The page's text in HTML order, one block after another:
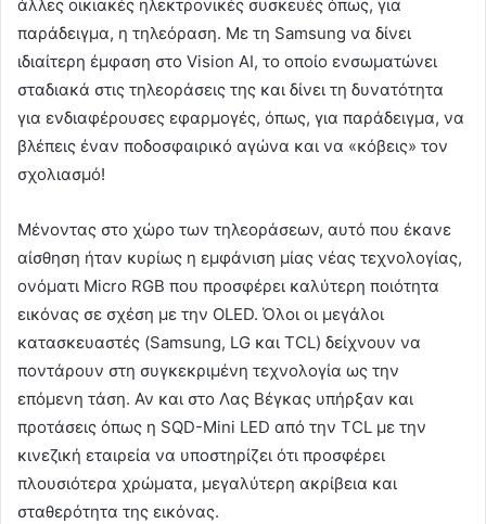
άλλες οικιακές ηλεκτρονικές συσκευές όπως, για
παράδειγμα, η τηλεόραση. Με τη Samsung να δίνει
ιδιαίτερη έμφαση στο Vision AI, το οποίο ενσωματώνει
σταδιακά στις τηλεοράσεις της και δίνει τη δυνατότητα
για ενδιαφέρουσες εφαρμογές, όπως, για παράδειγμα, να
βλέπεις έναν ποδοσφαιρικό αγώνα και να «κόβεις» τον
σχολιασμό!
Μένοντας στο χώρο των τηλεοράσεων, αυτό που έκανε
αίσθηση ήταν κυρίως η εμφάνιση μίας νέας τεχνολογίας,
ονόματι Micro RGB που προσφέρει καλύτερη ποιότητα
εικόνας σε σχέση με την OLED. Όλοι οι μεγάλοι
κατασκευαστές (Samsung, LG και TCL) δείχνουν να
ποντάρουν στη συγκεκριμένη τεχνολογία ως την
επόμενη τάση. Αν και στο Λας Βέγκας υπήρξαν και
προτάσεις όπως η SQD-Mini LED από την TCL με την
κινεζική εταιρεία να υποστηρίζει ότι προσφέρει
πλουσιότερα χρώματα, μεγαλύτερη ακρίβεια και
σταθερότητα της εικόνας.